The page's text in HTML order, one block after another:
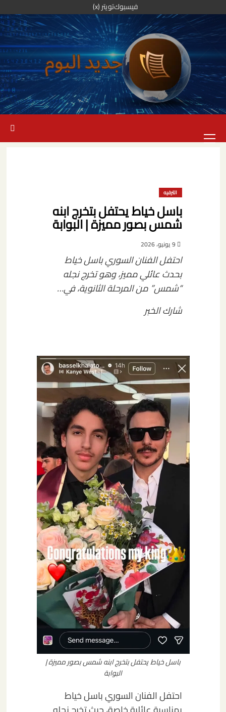
إلى
المحتوى
فيسبوكتويتر (x)
الرئيسية
الترفيه
باسل خياط يحتفل بتخرج ابنه
شمس بصور مميزة | البوابة
9 يونيو، 2026
احتفل الفنان السوري باسل خياط
بحدث عائلي مميز، وهو تخرج نجله
“شمس” من المرحلة الثانوية، في…
شارك الخبر
باسل خياط يحتفل بتخرج ابنه شمس بصور مميزة |
البوابة
احتفل الفنان السوري باسل خياط